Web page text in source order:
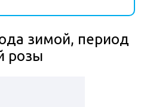
зимой, период
розы